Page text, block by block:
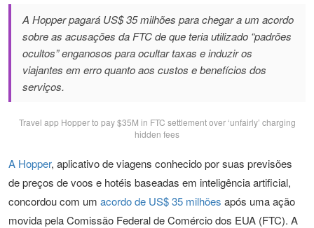
A Hopper pagará US$ 35 milhões para chegar a um acordo
sobre as acusações da FTC de que teria utilizado “padrões
ocultos” enganosos para ocultar taxas e induzir os
viajantes em erro quanto aos custos e benefícios dos
serviços.
Travel app Hopper to pay $35M in FTC settlement over ‘unfairly’ charging
hidden fees
A Hopper, aplicativo de viagens conhecido por suas previsões
de preços de voos e hotéis baseadas em inteligência artificial,
concordou com um acordo de US$ 35 milhões após uma ação
movida pela Comissão Federal de Comércio dos EUA (FTC). A